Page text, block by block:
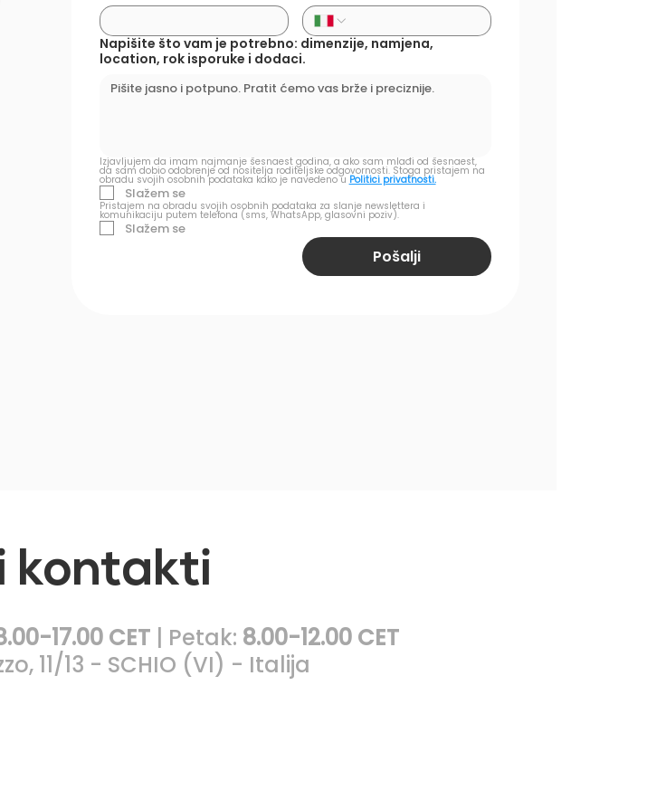
Napišite što vam je potrebno: dimenzije, namjena,
location, rok isporuke i dodaci.
Izjavljujem da imam najmanje šesnaest godina, a ako sam mlađi od šesnaest,
da sam dobio odobrenje od nositelja roditeljske odgovornosti. Stoga pristajem na
obradu svojih osobnih podataka kako je navedeno u Politici privatnosti.
Slažem se
Pristajem na obradu svojih osobnih podataka za slanje newslettera i
komunikaciju putem telefona (sms, WhatsApp, glasovni poziv).
Slažem se
Pošalji
kontakti
17.00 CET| Petak: 8.00-12.00 CET
11/13 - SCHIO (VI) - Italija